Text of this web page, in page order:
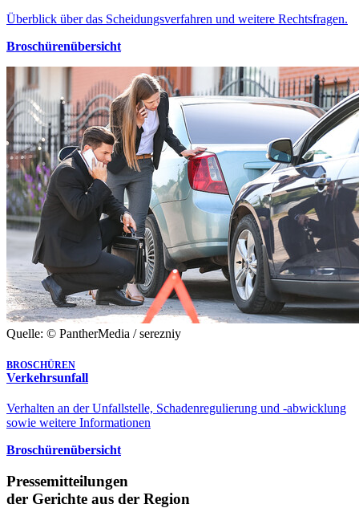
Überblick über das Scheidungsverfahren und weitere Rechtsfragen.
Broschürenübersicht
Quelle: © PantherMedia / serezniy
BROSCHÜREN
Verkehrsunfall
Verhalten an der Unfallstelle, Schadenregulierung und -abwicklung
sowie weitere Informationen
Broschürenübersicht
Pressemitteilungen
der Gerichte aus der Region